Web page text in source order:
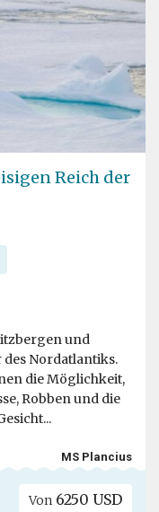
Reich der
und
des Nordatlantiks.
die Möglichkeit,
Robben und die
MS Plancius
Von 6250 USD